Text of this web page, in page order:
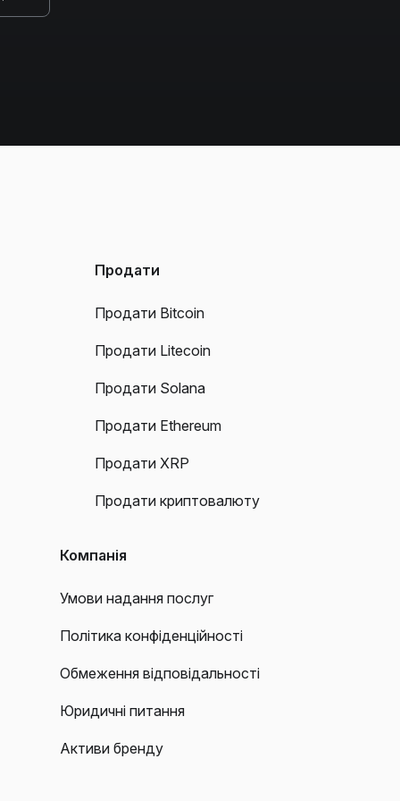
Продати
Продати Bitcoin
Продати Litecoin
Продати Solana
Продати Ethereum
Продати XRP
Продати криптовалюту
Компанія
Умови надання послуг
Політика конфіденційності
Обмеження відповідальності
Юридичні питання
Активи бренду